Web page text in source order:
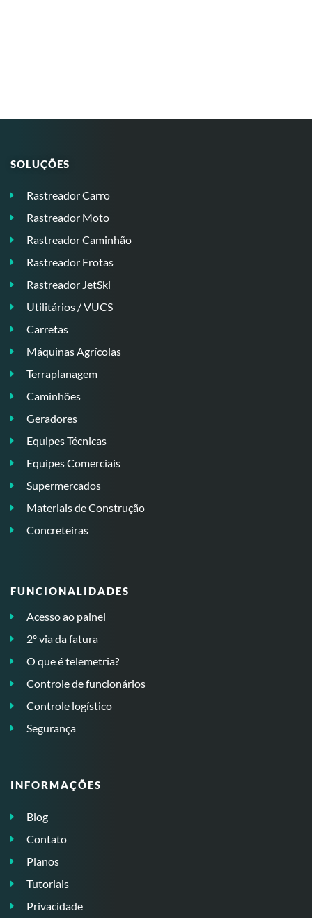
SOLUÇÕES
Rastreador Carro
Rastreador Moto
Rastreador Caminhão
Rastreador Frotas
Rastreador JetSki
Utilitários / VUCS
Carretas
Máquinas Agrícolas
Terraplanagem
Caminhões
Geradores
Equipes Técnicas
Equipes Comerciais
Supermercados
Materiais de Construção
Concreteiras
FUNCIONALIDADES
Acesso ao painel
2º via da fatura
O que é telemetria?
Controle de funcionários
Controle logístico
Segurança
INFORMAÇÕES
Blog
Contato
Planos
Tutoriais
Privacidade